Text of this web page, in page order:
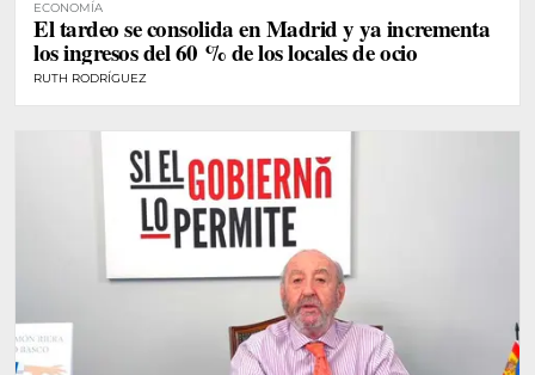
ECONOMÍA
El tardeo se consolida en Madrid y ya incrementa
los ingresos del 60 % de los locales de ocio
RUTH RODRÍGUEZ